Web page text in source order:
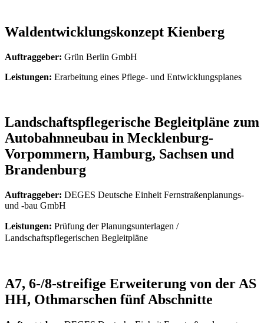
Waldentwicklungskonzept Kienberg
Auftraggeber: Grün Berlin GmbH
Leistungen: Erarbeitung eines Pflege- und Entwicklungsplanes
Landschaftspflegerische Begleitpläne zum
Autobahnneubau in Mecklenburg-
Vorpommern, Hamburg, Sachsen und
Brandenburg
Auftraggeber: DEGES Deutsche Einheit Fernstraßenplanungs-
und -bau GmbH
Leistungen: Prüfung der Planungsunterlagen /
Landschaftspflegerischen Begleitpläne
A7, 6-/8-streifige Erweiterung von der AS
HH, Othmarschen fünf Abschnitte